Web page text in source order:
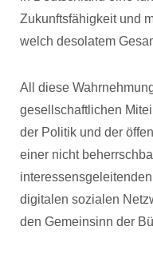
Zukunftsfähigkeit und
welch desolatem
All diese
gesellschaftlichen
der Politik und der
einer nicht
digitalen sozialen
den Gemeinsinn der